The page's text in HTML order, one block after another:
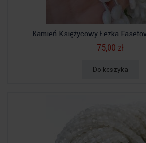
Kamień Księżycowy Łezka
75,00 zł
Do koszyka